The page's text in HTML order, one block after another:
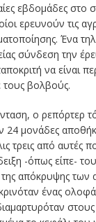
εβδομάδες
ερευνούν τις
Ένα
σύνδεση την
να είναι
τους βολβούς.
ο ρεπόρτερ
24 μονάδες
τρεις από αυτές
-όπως είπε- του
της απόκρυψης των
ένας
στους